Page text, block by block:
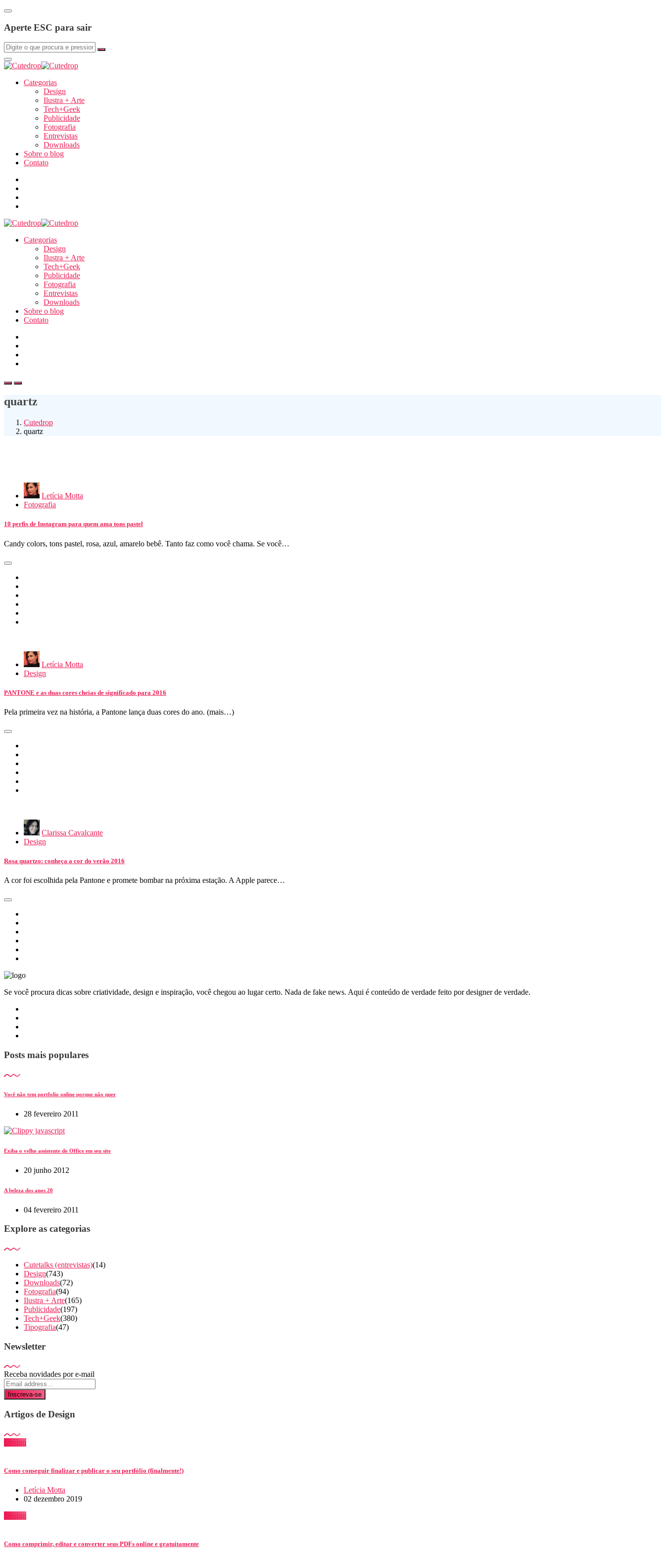
Aperte ESC para sair
Categorias
Design
Ilustra + Arte
Tech+Geek
Publicidade
Fotografia
Entrevistas
Downloads
Sobre o blog
Contato
Categorias
Design
Ilustra + Arte
Tech+Geek
Publicidade
Fotografia
Entrevistas
Downloads
Sobre o blog
Contato
quartz
Cutedrop
quartz
Letícia Motta
Fotografia
10 perfis de Instagram para quem ama tons pastel
Candy colors, tons pastel, rosa, azul, amarelo bebê. Tanto faz como você chama. Se você…
Letícia Motta
Design
PANTONE e as duas cores cheias de significado para 2016
Pela primeira vez na história, a Pantone lança duas cores do ano. (mais…)
Clarissa Cavalcante
Design
Rosa quartzo: conheça a cor do verão 2016
A cor foi escolhida pela Pantone e promete bombar na próxima estação. A Apple parece…
Se você procura dicas sobre criatividade, design e inspiração, você chegou ao lugar certo. Nada de fake news. Aqui é conteúdo de verdade feito por designer de verdade.
Posts mais populares
Você não tem portfolio online porque não quer
28 fevereiro 2011
Exiba o velho assistente do Office em seu site
20 junho 2012
A beleza dos anos 20
04 fevereiro 2011
Explore as categorias
Cutetalks (entrevistas)(14)
Design(743)
Downloads(72)
Fotografia(94)
Ilustra + Arte(165)
Publicidade(197)
Tech+Geek(380)
Tipografia(47)
Newsletter
Receba novidades por e-mail
Inscreva-se
Artigos de Design
Design
Como conseguir finalizar e publicar o seu portfólio (finalmente!)
Letícia Motta
02 dezembro 2019
Design
Como comprimir, editar e converter seus PDFs online e gratuitamente